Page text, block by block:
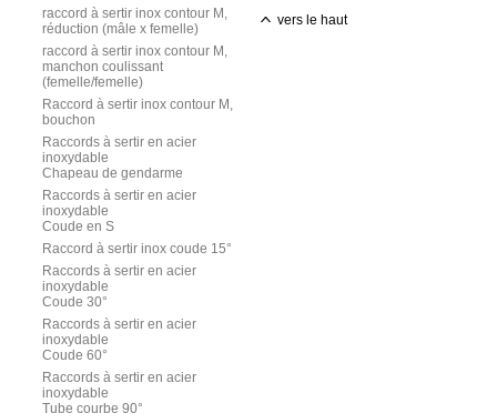
raccord à sertir inox contour M,
réduction (mâle x femelle)
raccord à sertir inox contour M,
manchon coulissant
(femelle/femelle)
Raccord à sertir inox contour M,
bouchon
Raccords à sertir en acier
inoxydable
Chapeau de gendarme
Raccords à sertir en acier
inoxydable
Coude en S
Raccord à sertir inox coude 15°
Raccords à sertir en acier
inoxydable
Coude 30°
Raccords à sertir en acier
inoxydable
Coude 60°
Raccords à sertir en acier
inoxydable
Tube courbe 90°
vers le haut